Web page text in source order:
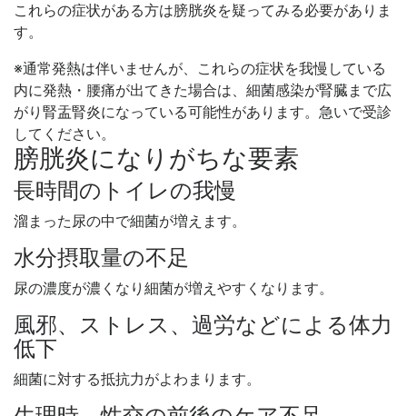
これらの症状がある方は膀胱炎を疑ってみる必要がありま
す。
※通常発熱は伴いませんが、これらの症状を我慢している
内に発熱・腰痛が出てきた場合は、細菌感染が腎臓まで広
がり 腎盂腎炎になっている可能性があります。急いで受診
してください。
膀胱炎になりがちな要素
長時間のトイレの我慢
溜まった尿の中で細菌が増えます。
水分摂取量の不足
尿の濃度が濃くなり細菌が増えやすくなります。
風邪、ストレス、過労などによる体力
低下
細菌に対する抵抗力がよわまります。